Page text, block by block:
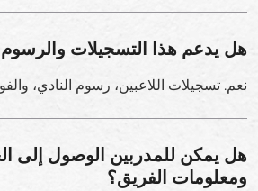
هل يدعم هذا التسجيلات والرسوم
نعم. تسجيلات اللاعبين، رسوم النادي،
هل يمكن للمدربين الوصول إلى
ومعلومات الفريق؟